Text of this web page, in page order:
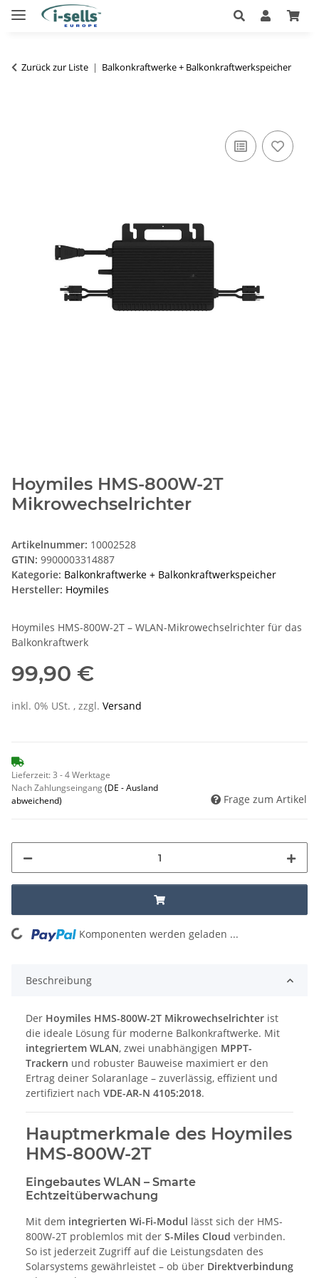
Zurück zur Liste Balkonkraftwerke + Balkonkraftwerkspeicher
Hoymiles HMS-800W-2T
Mikrowechselrichter
Artikelnummer: 10002528
GTIN: 9900003314887
Kategorie: Balkonkraftwerke + Balkonkraftwerkspeicher
Hersteller: Hoymiles
Hoymiles HMS-800W-2T – WLAN-Mikrowechselrichter für das
Balkonkraftwerk
99,90 €
inkl. 0% USt. , zzgl. Versand
Lieferzeit:3 - 4 Werktage
Nach Zahlungseingang(DE - Ausland
abweichend)
Frage zum Artikel
Komponenten werden geladen ...
Beschreibung
Der Hoymiles HMS-800W-2T Mikrowechselrichter ist
die ideale Lösung für moderne Balkonkraftwerke. Mit
integriertem WLAN, zwei unabhängigen MPPT-
Trackern und robuster Bauweise maximiert er den
Ertrag deiner Solaranlage – zuverlässig, effizient und
zertifiziert nach VDE-AR-N 4105:2018.
Hauptmerkmale des Hoymiles
HMS-800W-2T
Eingebautes WLAN – Smarte
Echtzeitüberwachung
Mit dem integrierten Wi-Fi-Modul lässt sich der HMS-
800W-2T problemlos mit der S-Miles Cloud verbinden.
So ist jederzeit Zugriff auf die Leistungsdaten des
Solarsystems gewährleistet – ob über Direktverbindung